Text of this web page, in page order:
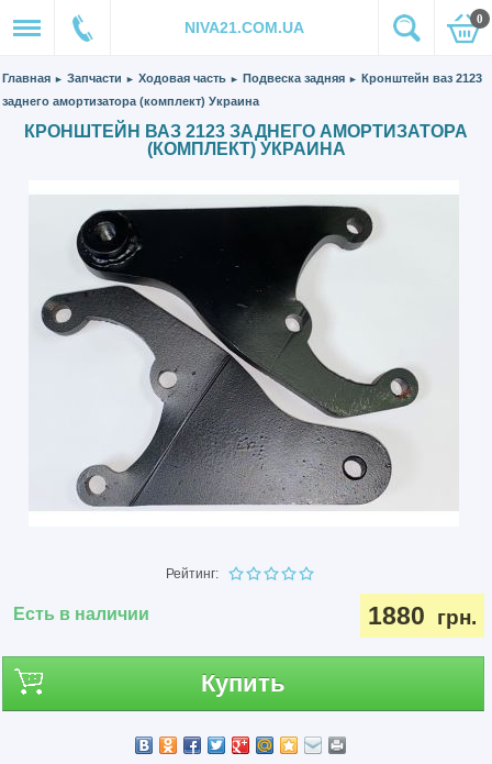
NIVA21.COM.UA 0
Главная ► Запчасти ► Ходовая часть ► Подвеска задняя ► Кронштейн ваз 2123
заднего амортизатора (комплект) Украина
КРОНШТЕЙН ВАЗ 2123 ЗАДНЕГО АМОРТИЗАТОРА
(КОМПЛЕКТ) УКРАИНА
Рейтинг:
Есть в наличии 1880 грн.
Купить